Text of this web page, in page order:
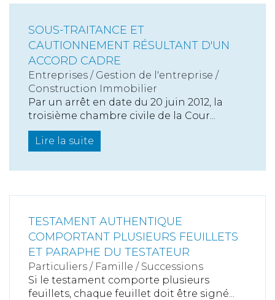
SOUS-TRAITANCE ET
CAUTIONNEMENT RÉSULTANT D'UN
ACCORD CADRE
Entreprises / Gestion de l'entreprise /
Construction Immobilier
Par un arrêt en date du 20 juin 2012, la
troisième chambre civile de la Cour...
Lire la suite
TESTAMENT AUTHENTIQUE
COMPORTANT PLUSIEURS FEUILLETS
ET PARAPHE DU TESTATEUR
Particuliers / Famille / Successions
Si le testament comporte plusieurs
feuillets, chaque feuillet doit être signé...